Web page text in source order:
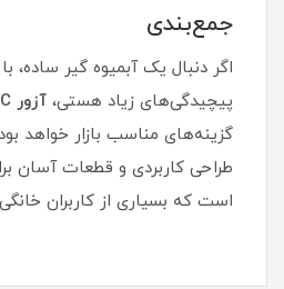
جمع‌بندی
اگر دنبال یک آبمیوه گیر ساده،
پیچیدگی‌های زیاد هستی، آزور AZ-221JC
گزینه‌های مناسب بازار خواهد
طراحی کاربردی و قطعات آسان
است که بسیاری از کاربران